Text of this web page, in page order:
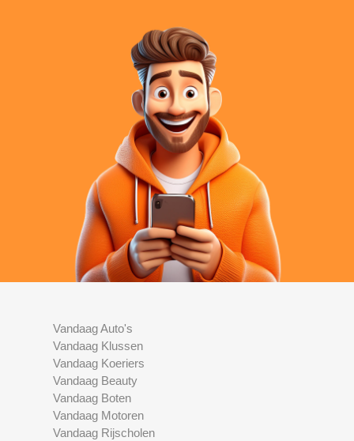
Vandaag Auto's
Vandaag Klussen
Vandaag Koeriers
Vandaag Beauty
Vandaag Boten
Vandaag Motoren
Vandaag Rijscholen